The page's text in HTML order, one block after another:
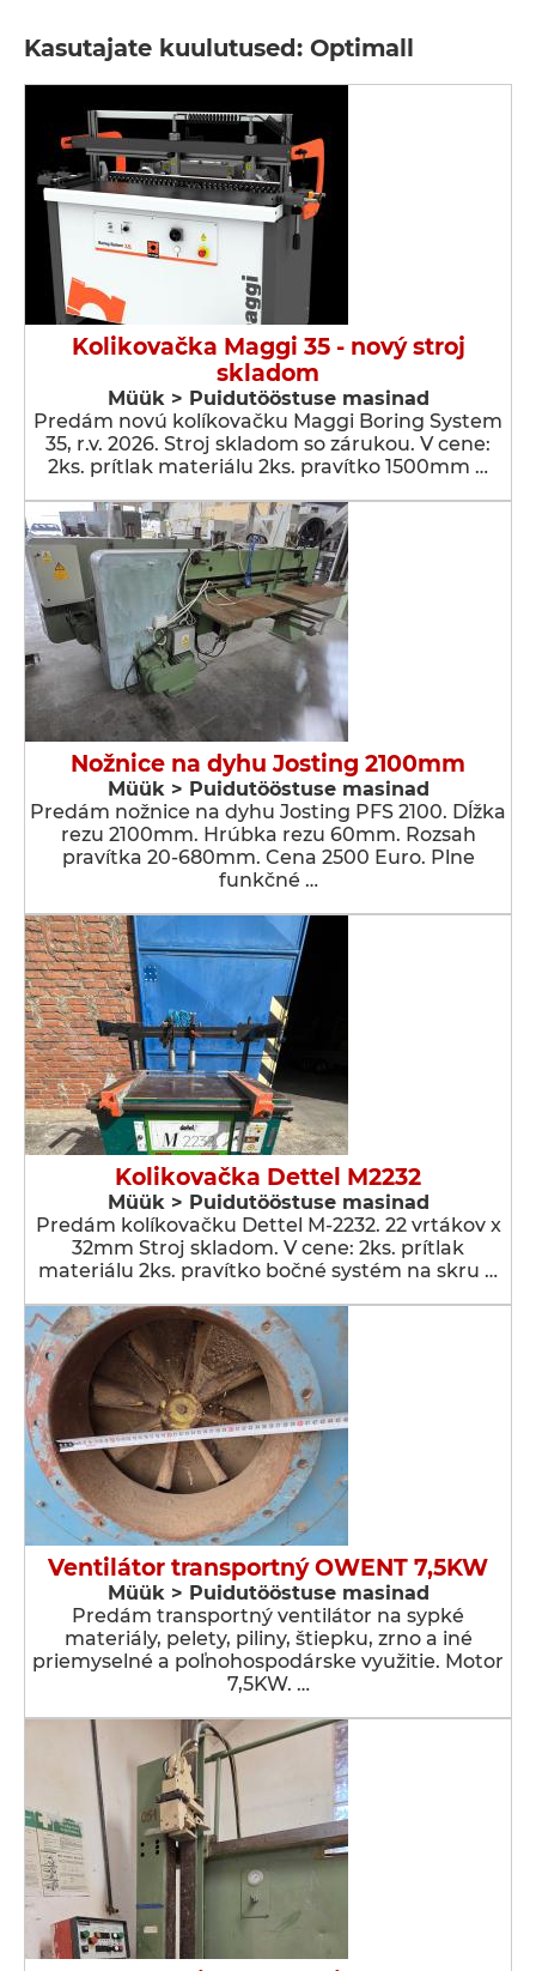
Kasutajate kuulutused: Optimall
Kolikovačka Maggi 35 - nový stroj
skladom
Müük > Puidutööstuse masinad
Predám novú kolíkovačku Maggi Boring System
35, r.v. 2026. Stroj skladom so zárukou. V cene:
2ks. prítlak materiálu 2ks. pravítko 1500mm …
Nožnice na dyhu Josting 2100mm
Müük > Puidutööstuse masinad
Predám nožnice na dyhu Josting PFS 2100. Dĺžka
rezu 2100mm. Hrúbka rezu 60mm. Rozsah
pravítka 20-680mm. Cena 2500 Euro. Plne
funkčné …
Kolikovačka Dettel M2232
Müük > Puidutööstuse masinad
Predám kolíkovačku Dettel M-2232. 22 vrtákov x
32mm Stroj skladom. V cene: 2ks. prítlak
materiálu 2ks. pravítko bočné systém na skru …
Ventilátor transportný OWENT 7,5KW
Müük > Puidutööstuse masinad
Predám transportný ventilátor na sypké
materiály, pelety, piliny, štiepku, zrno a iné
priemyselné a poľnohospodárske využitie. Motor
7,5KW. …